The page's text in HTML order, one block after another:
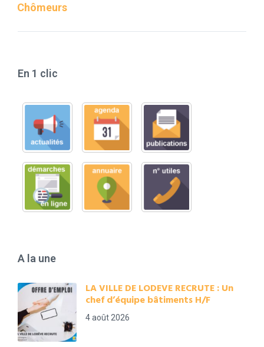
Chômeurs
En 1 clic
A la une
LA VILLE DE LODEVE RECRUTE : Un
chef d’équipe bâtiments H/F
4 août 2026